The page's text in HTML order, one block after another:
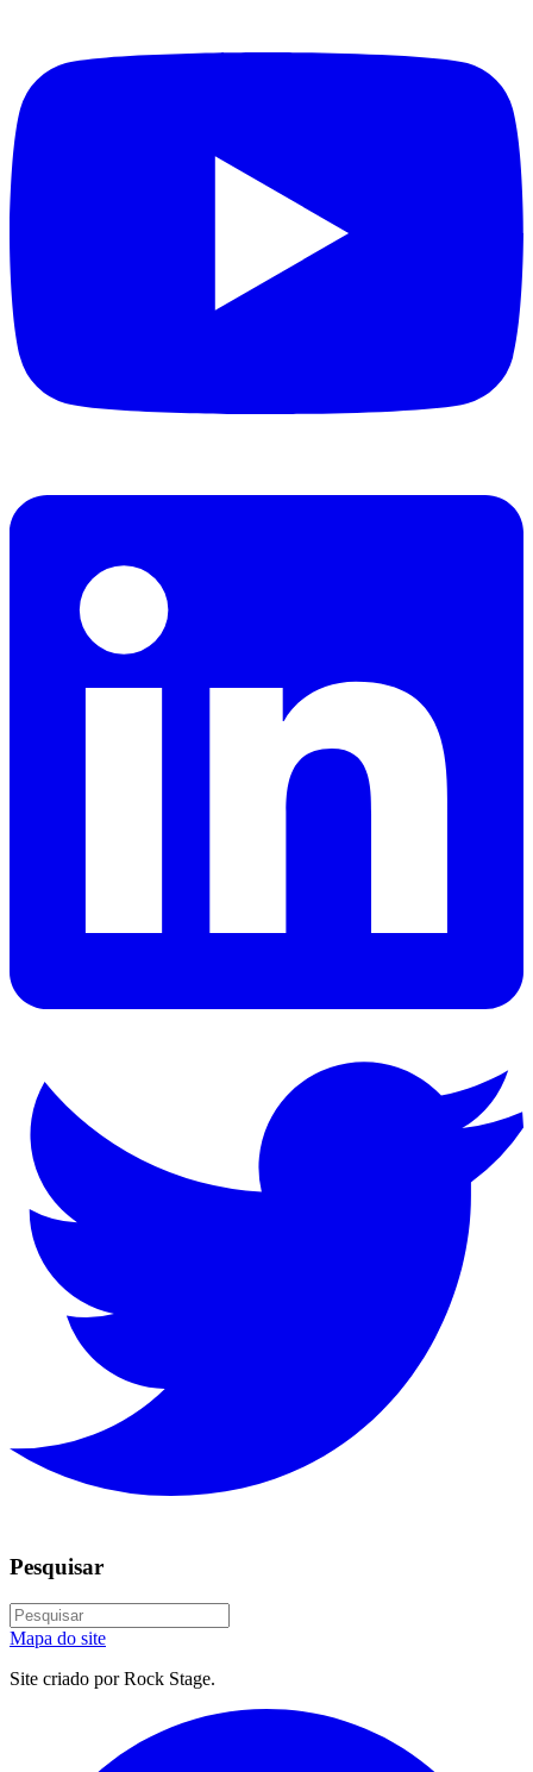
Pesquisar
Mapa do site
Site criado por Rock Stage.